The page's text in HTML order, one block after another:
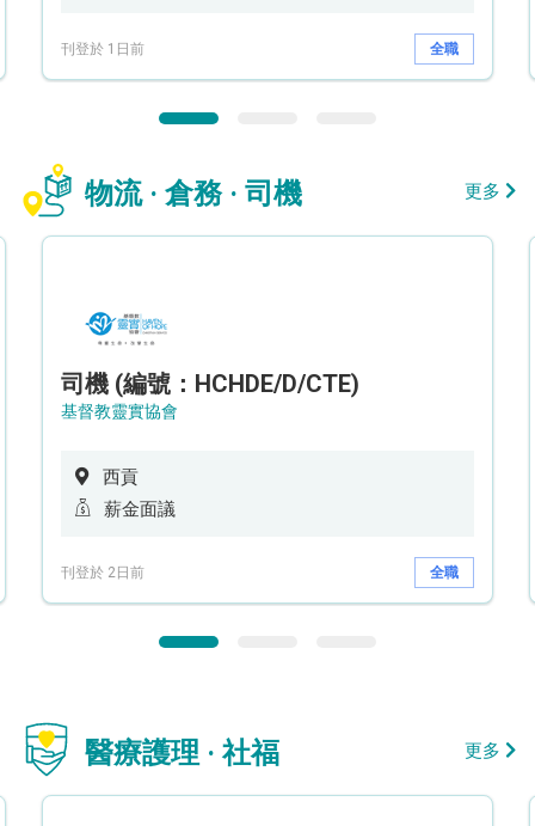
刊登於 1日前 全職
物流 · 倉務 · 司機 更多
司機 (編號：HCHDE/D/CTE)
基督教靈實協會
西貢
薪金面議
刊登於 2日前 全職
醫療護理 · 社福 更多